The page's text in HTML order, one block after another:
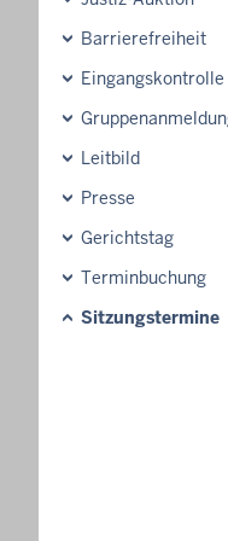
Barrierefreiheit
Eingangskontrolle
Leitbild
Presse
Gerichtstag
Terminbuchung
Sitzungstermine